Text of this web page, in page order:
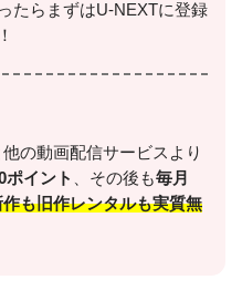
たらまずはU-NEXTに登録
の動画配信サービスより
ポイント 、その後も毎月
作も旧作レンタルも実質無